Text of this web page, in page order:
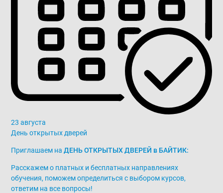
23 августа
День открытых дверей
Приглашаем наДЕНЬ ОТКРЫТЫХ ДВЕРЕЙ в БАЙТИК:
Расскажем о платных и бесплатных направлениях
обучения, поможем определиться с выбором курсов,
ответим на все вопросы!